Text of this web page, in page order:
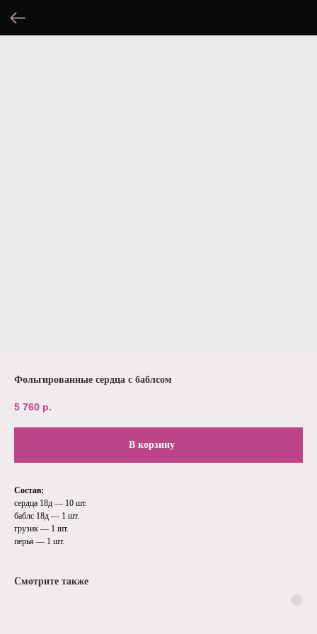
Фольгированные сердца с баблсом
5 760 р.
В корзину
Состав:
сердца 18д — 10 шт.
баблс 18д — 1 шт.
грузик — 1 шт.
перья — 1 шт.
Смотрите также